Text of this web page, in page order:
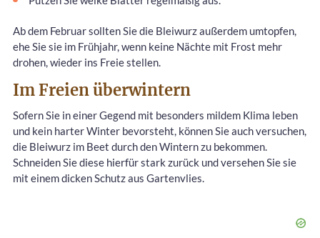
Ab dem Februar sollten Sie die Bleiwurz außerdem umtopfen,
ehe Sie sie im Frühjahr, wenn keine Nächte mit Frost mehr
drohen, wieder ins Freie stellen.
Im Freien überwintern
Sofern Sie in einer Gegend mit besonders mildem Klima leben
und kein harter Winter bevorsteht, können Sie auch versuchen,
die Bleiwurz im Beet durch den Wintern zu bekommen.
Schneiden Sie diese hierfür stark zurück und versehen Sie sie
mit einem dicken Schutz aus Gartenvlies.